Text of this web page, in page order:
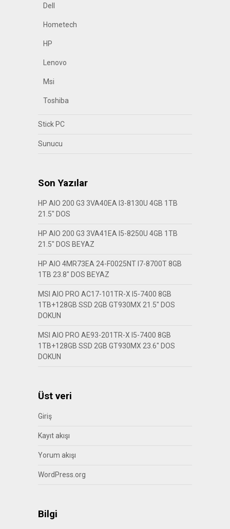
Dell
Hometech
HP
Lenovo
Msi
Toshiba
Stick PC
Sunucu
Son Yazılar
HP AIO 200 G3 3VA40EA I3-8130U 4GB 1TB
21.5″ DOS
HP AIO 200 G3 3VA41EA I5-8250U 4GB 1TB
21.5″ DOS BEYAZ
HP AIO 4MR73EA 24-F0025NT I7-8700T 8GB
1TB 23.8″ DOS BEYAZ
MSI AIO PRO AC17-101TR-X I5-7400 8GB
1TB+128GB SSD 2GB GT930MX 21.5″ DOS
DOKUN
MSI AIO PRO AE93-201TR-X I5-7400 8GB
1TB+128GB SSD 2GB GT930MX 23.6″ DOS
DOKUN
Üst veri
Giriş
Kayıt akışı
Yorum akışı
WordPress.org
Bilgi